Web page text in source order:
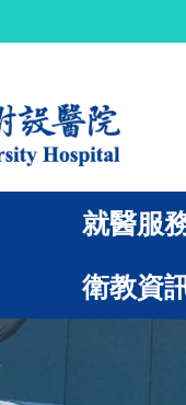
就醫服
衛教資